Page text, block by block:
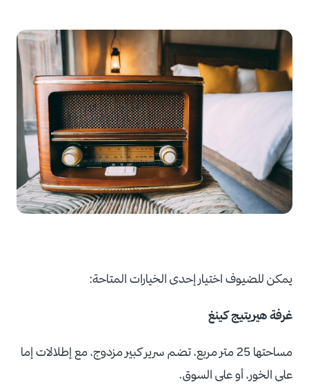
يمكن للضيوف اختيار إحدى الخيارات المتاحة:
غرفة هيريتيج كينغ
مساحتها 25 متر مربع، تضم سرير كبير مزدوج، مع إطلالات إما
على الخور، أو على السوق.